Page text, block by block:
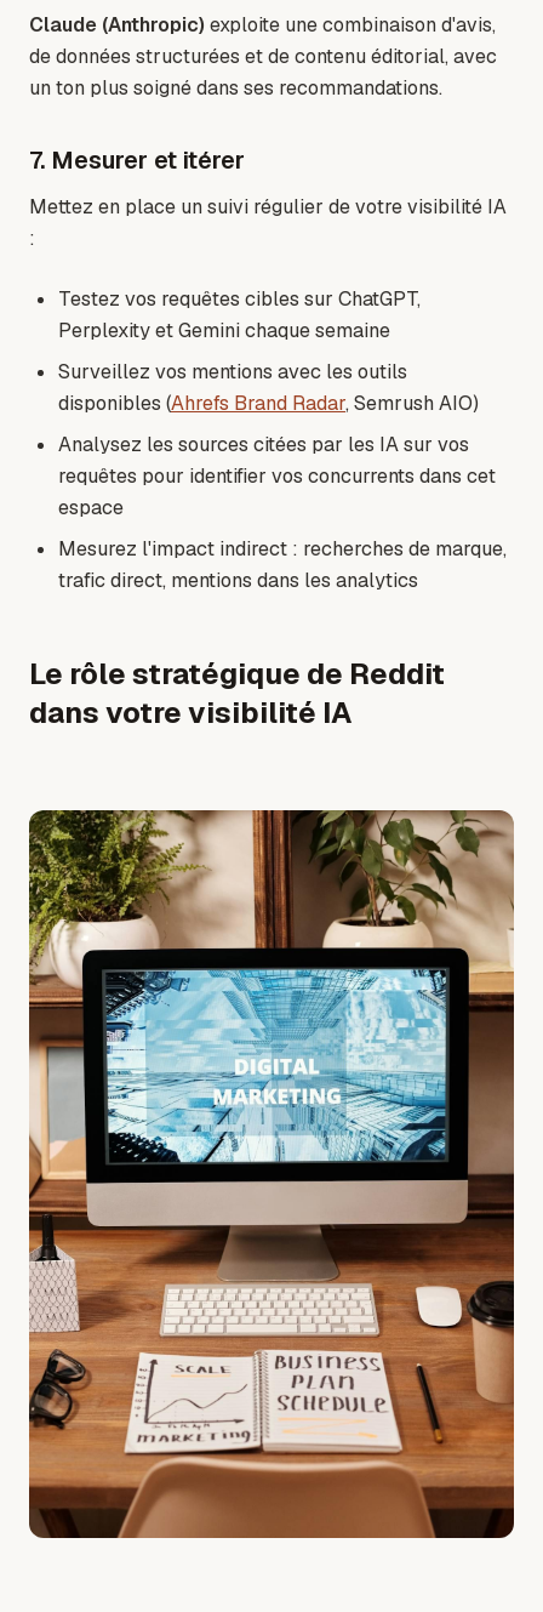
Claude (Anthropic) exploite une combinaison d'avis,
de données structurées et de contenu éditorial, avec
un ton plus soigné dans ses recommandations.
7. Mesurer et itérer
Mettez en place un suivi régulier de votre visibilité IA
:
Testez vos requêtes cibles sur ChatGPT,
Perplexity et Gemini chaque semaine
Surveillez vos mentions avec les outils
disponibles (Ahrefs Brand Radar, Semrush AIO)
Analysez les sources citées par les IA sur vos
requêtes pour identifier vos concurrents dans cet
espace
Mesurez l'impact indirect : recherches de marque,
trafic direct, mentions dans les analytics
Le rôle stratégique de Reddit
dans votre visibilité IA